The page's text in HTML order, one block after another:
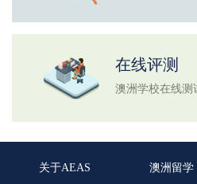
在线评测
澳洲学校在线测
关于AEAS 澳洲留学